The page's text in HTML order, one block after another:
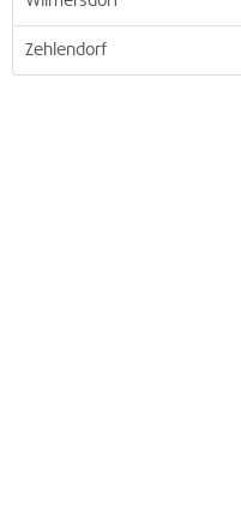
Zehlendorf